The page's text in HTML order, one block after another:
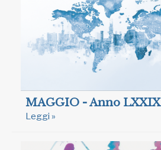
MAGGIO - Anno LXXIX
Leggi »